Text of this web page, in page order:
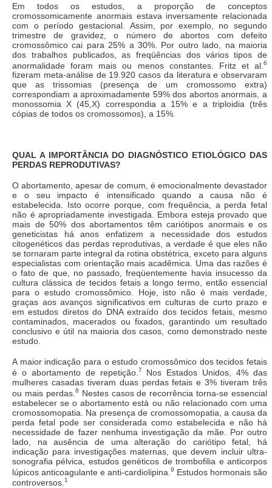
Em todos os estudos, a proporção de conceptos
cromossomicamente anormais estava inversamente relacionada
com o período gestacional. Assim, por exemplo, no segundo
trimestre de gravidez, o número de abortos com defeito
cromossômico cai para 25% a 30%. Por outro lado, na maioria
dos trabalhos publicados, as freqüências dos vários tipos de
anormalidade foram mais ou menos constantes. Fritz et al. 6
fizeram meta-análise de 19.920 casos da literatura e observaram
que as trissomias (presença de um cromossomo extra)
correspondiam a aproximadamente 59% dos abortos anormais, a
monossomia X (45,X) correspondia a 15% e a triploidia (três
cópias de todos os cromossomos), a 15%.
QUAL A IMPORTÂNCIA DO DIAGNÓSTICO ETIOLÓGICO DAS
PERDAS REPRODUTIVAS?
O abortamento, apesar de comum, é emocionalmente devastador
e o seu impacto é intensificado quando a causa não é
estabelecida. Isto ocorre porque, com frequência, a perda fetal
não é apropriadamente investigada. Embora esteja provado que
mais de 50% dos abortamentos têm cariótipos anormais e os
geneticistas há anos enfatizem a necessidade dos estudos
citogenéticos das perdas reprodutivas, a verdade é que eles não
se tornaram parte integral da rotina obstétrica, exceto para alguns
especialistas com orientação mais acadêmica. Uma das razões é
o fato de que, no passado, freqüentemente havia insucesso da
cultura clássica de tecidos fetais a longo termo, então essencial
para o estudo cromossômico. Hoje, isto não é mais verdade,
graças aos avanços significativos em culturas de curto prazo e
em estudos diretos do DNA extraído dos tecidos fetais, mesmo
contaminados, macerados ou fixados, garantindo um resultado
conclusivo e útil na maioria dos casos, como demonstrado neste
estudo.
A maior indicação para o estudo cromossômico dos tecidos fetais
é o abortamento de repetição. 7
Nos Estados Unidos, 4% das
mulheres casadas tiveram duas perdas fetais e 3% tiveram três
ou mais perdas. 8
Nestes casos de recorrência torna-se essencial
estabelecer se o abortamento está ou não relacionado com uma
cromossomopatia. Na presença de cromossomopatia, a causa da
perda fetal pode ser considerada como estabelecida e não há
necessidade de fazer nenhuma investigação da mãe. Por outro
lado, na ausência de uma alteração do cariótipo fetal, há
indicação para investigações maternas, que devem incluir ultra-
sonografia pélvica, estudos genéticos de trombofilia e anticorpos
lúpicos anticoagulante e anti-cardiolipina. 9 Estudos hormonais são
controversos. 1